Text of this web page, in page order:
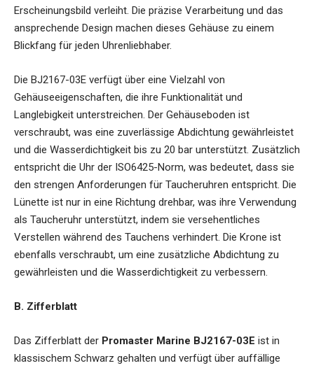
Erscheinungsbild verleiht. Die präzise Verarbeitung und das
ansprechende Design machen dieses Gehäuse zu einem
Blickfang für jeden Uhrenliebhaber.
Die BJ2167-03E verfügt über eine Vielzahl von
Gehäuseeigenschaften, die ihre Funktionalität und
Langlebigkeit unterstreichen. Der Gehäuseboden ist
verschraubt, was eine zuverlässige Abdichtung gewährleistet
und die Wasserdichtigkeit bis zu 20 bar unterstützt. Zusätzlich
entspricht die Uhr der ISO6425-Norm, was bedeutet, dass sie
den strengen Anforderungen für Taucheruhren entspricht. Die
Lünette ist nur in eine Richtung drehbar, was ihre Verwendung
als Taucheruhr unterstützt, indem sie versehentliches
Verstellen während des Tauchens verhindert. Die Krone ist
ebenfalls verschraubt, um eine zusätzliche Abdichtung zu
gewährleisten und die Wasserdichtigkeit zu verbessern.
B. Zifferblatt
Das Zifferblatt der Promaster Marine BJ2167-03E ist in
klassischem Schwarz gehalten und verfügt über auffällige